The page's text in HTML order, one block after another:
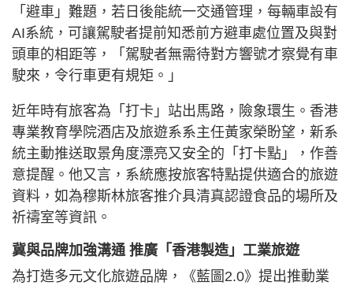
「避車」難題，若日後能統一交通管理，每輛車設有
AI系統，可讓駕駛者提前知悉前方避車處位置及與對
頭車的相距等，「駕駛者無需待對方響號才察覺有車
駛來，令行車更有規矩。」
近年時有旅客為「打卡」站出馬路，險象環生。香港
專業教育學院酒店及旅遊系系主任黃家榮盼望，新系
統主動推送取景角度漂亮又安全的「打卡點」，作善
意提醒。他又言，系統應按旅客特點提供適合的旅遊
資料，如為穆斯林旅客推介具清真認證食品的場所及
祈禱室等資訊。
冀與品牌加強溝通 推廣「香港製造」工業旅遊
為打造多元文化旅遊品牌，《藍圖2.0》提出推動業